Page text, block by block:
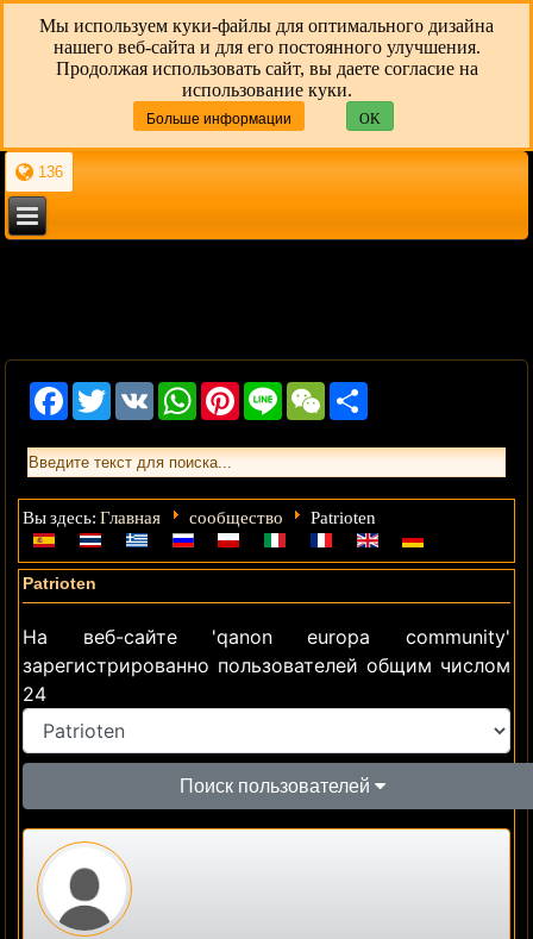
Мы используем куки-файлы для оптимального дизайна
нашего веб-сайта и для его постоянного улучшения.
Продолжая использовать сайт, вы даете согласие на
использование куки.
Больше информации OK
136
Facebook
Twitter VK WhatsAppPinterestLine WeChat
Вы здесь:Главная сообщество Patrioten
Patrioten
На веб-сайте 'qanon europa community'
зарегистрированно пользователей общим числом
24
Поиск пользователей